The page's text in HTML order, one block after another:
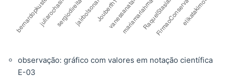
observação: gráfico com valores em notação científica
E-03